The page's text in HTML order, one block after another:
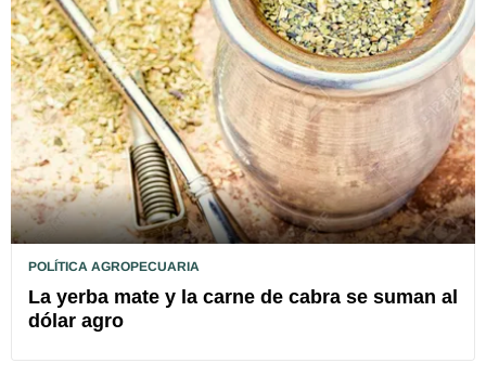
POLÍTICA AGROPECUARIA
La yerba mate y la carne de cabra se suman al
dólar agro